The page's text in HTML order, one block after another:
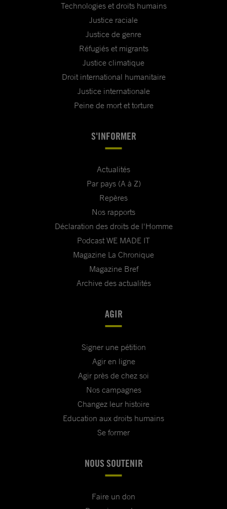
Technologies et droits humains
Justice raciale
Justice de genre
Réfugiés et migrants
Justice climatique
Droit international humanitaire
Justice internationale
Peine de mort et torture
S'INFORMER
Actualités
Par pays (A à Z)
Repères
Nos rapports
Déclaration des droits de l'Homme
Podcast WE MADE IT
Magazine La Chronique
Magazine Bref
Archive des actualités
AGIR
Signer une pétition
Agir en ligne
Agir près de chez soi
Nos campagnes
Changez leur histoire
Education aux droits humains
Se former
NOUS SOUTENIR
Faire un don